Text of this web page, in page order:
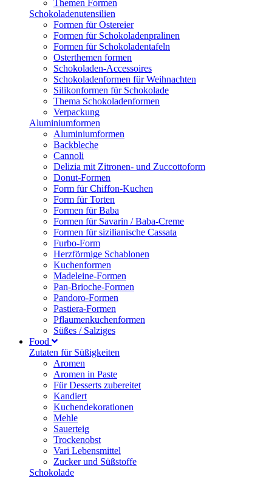
Themen Formen
Schokoladenutensilien
Formen für Ostereier
Formen für Schokoladenpralinen
Formen für Schokoladentafeln
Osterthemen formen
Schokoladen-Accessoires
Schokoladenformen für Weihnachten
Silikonformen für Schokolade
Thema Schokoladenformen
Verpackung
Aluminiumformen
Aluminiumformen
Backbleche
Cannoli
Delizia mit Zitronen- und Zuccottoform
Donut-Formen
Form für Chiffon-Kuchen
Form für Torten
Formen für Baba
Formen für Savarin / Baba-Creme
Formen für sizilianische Cassata
Furbo-Form
Herzförmige Schablonen
Kuchenformen
Madeleine-Formen
Pan-Brioche-Formen
Pandoro-Formen
Pastiera-Formen
Pflaumenkuchenformen
Süßes / Salziges
Food
Zutaten für Süßigkeiten
Aromen
Aromen in Paste
Für Desserts zubereitet
Kandiert
Kuchendekorationen
Mehle
Sauerteig
Trockenobst
Vari Lebensmittel
Zucker und Süßstoffe
Schokolade